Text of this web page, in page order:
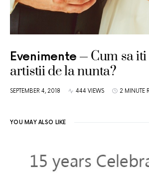
Evenimente
Cum sa
artistii de la nunta?
SEPTEMBER 4, 2018 444 VIEWS 2 MINUTE
YOU MAY ALSO LIKE